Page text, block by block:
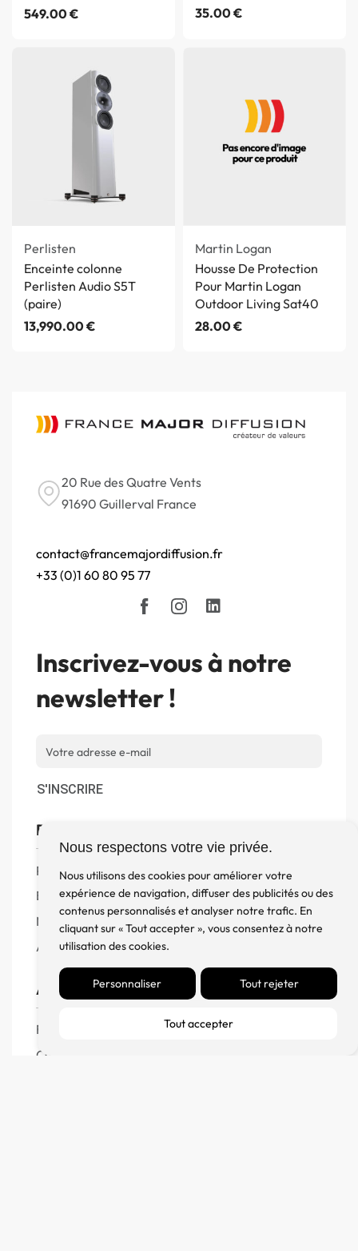
Nous respectons votre vie privée.
Nous utilisons des cookies pour améliorer votre
expérience de navigation, diffuser des publicités ou des
contenus personnalisés et analyser notre trafic. En
cliquant sur « Tout accepter », vous consentez à notre
utilisation des cookies.
Personnaliser Tout rejeter
Tout accepter
549.00€
35.00€
Perlisten
Enceinte colonne
Perlisten Audio S5T
(paire)
13,990.00€
Martin Logan
Housse De Protection
Pour Martin Logan
Outdoor Living Sat40
28.00€
20 Rue des Quatre Vents
91690 Guillerval France
contact@francemajordiffusion.fr
+33 (0)1 60 80 95 77
Inscrivez-vous à notre
newsletter !
S'INSCRIRE
Boutique
Produits
Enceintes
Meuble, Rack et Support
Accessoires
Aide
FAQ
CGV